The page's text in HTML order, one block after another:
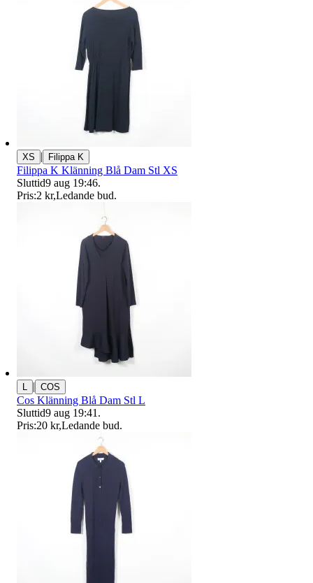
XS | Filippa K
Filippa K Klänning Blå Dam Stl XS
Sluttid9 aug 19:46.
Pris:2 kr,Ledande bud.
L | COS
Cos Klänning Blå Dam Stl L
Sluttid9 aug 19:41 .
Pris:20 kr,Ledande bud.